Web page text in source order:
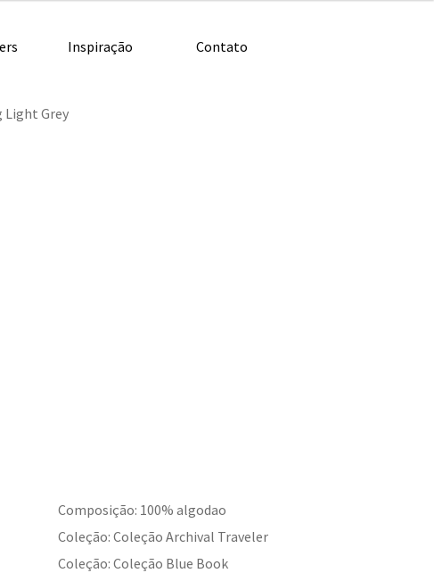
Inspiração Contato
Light Grey
Composição: 100% algodao
Coleção: Coleção Archival Traveler
Coleção: Coleção Blue Book